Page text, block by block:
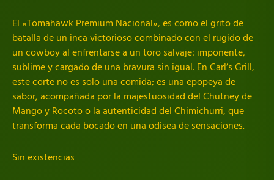
El «Tomahawk Premium Nacional», es como el grito de
batalla de un inca victorioso combinado con el rugido de
un cowboy al enfrentarse a un toro salvaje: imponente,
sublime y cargado de una bravura sin igual. En Carl’s Grill,
este corte no es solo una comida; es una epopeya de
sabor, acompañada por la majestuosidad del Chutney de
Mango y Rocoto o la autenticidad del Chimichurri, que
transforma cada bocado en una odisea de sensaciones.
Sin existencias